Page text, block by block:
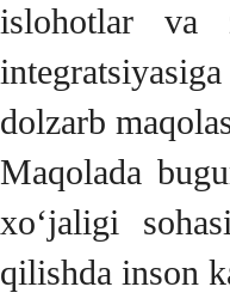
islohotlar va
dolzarb
Maqolada
xo‘jaligi
qilishda inson